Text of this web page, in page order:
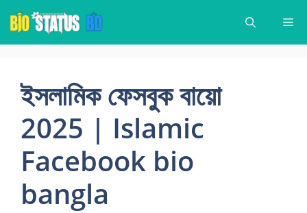
Skip
content
ইসলামিক ফেসবুক বায়ো
2025 | Islamic
Facebook bio
bangla